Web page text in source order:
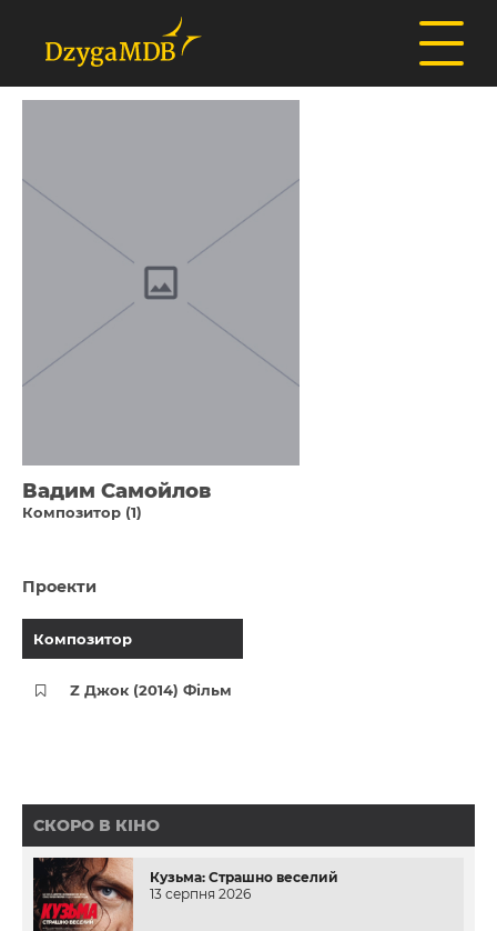
Вадим Самойлов
Композитор (1)
Проекти
Композитор
Z Джок (2014) Фільм
СКОРО В КІНО
Кузьма: Страшно веселий
13 серпня 2026